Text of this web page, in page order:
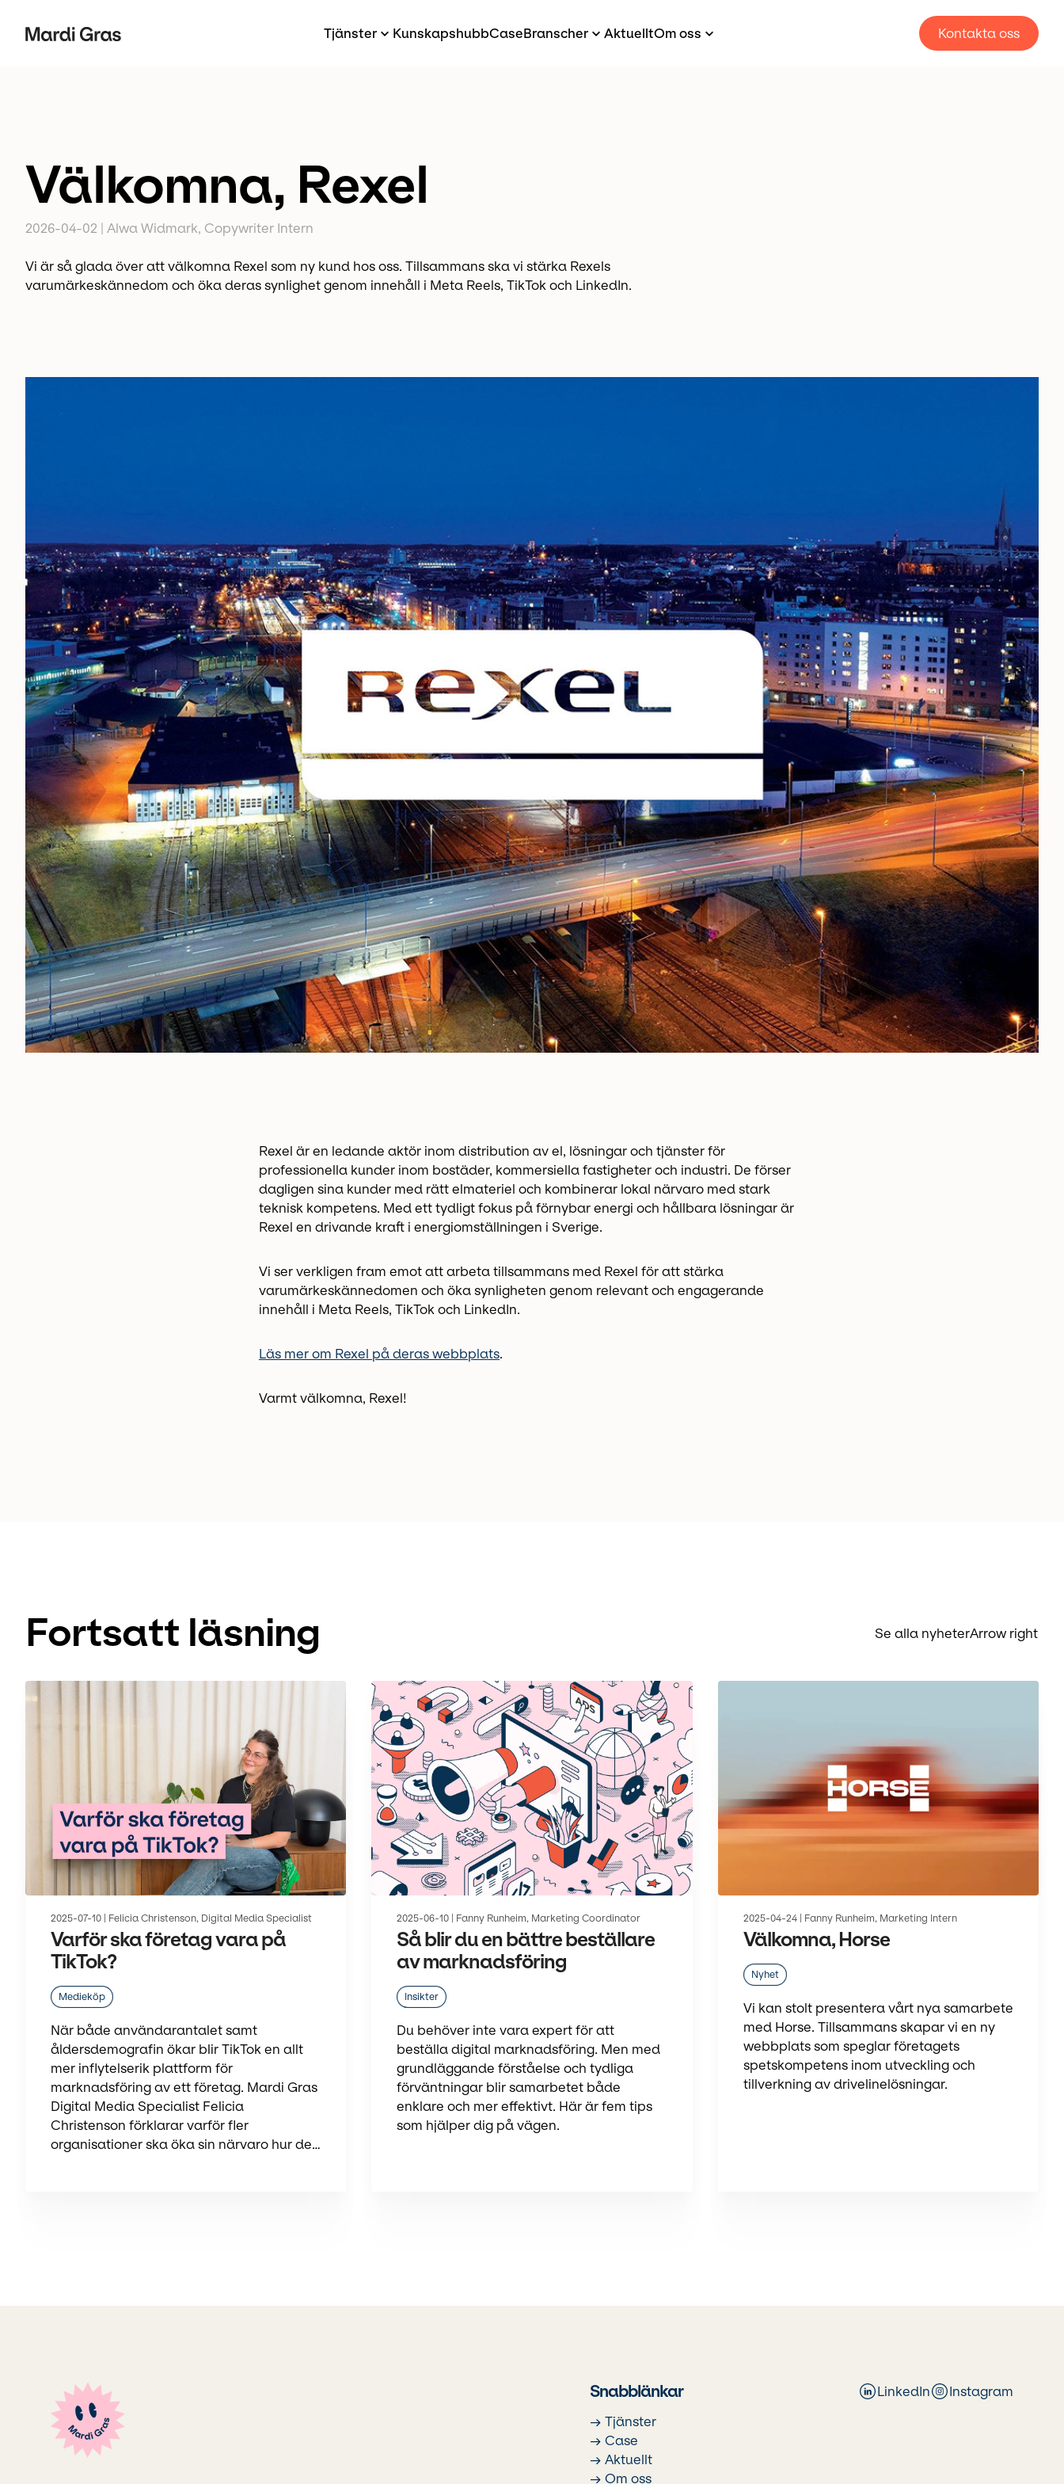
Tjänster KunskapshubbCaseBranscher AktuelltOm oss Kontakta oss
Välkomna, Rexel
2026-04-02 Alwa Widmark, Copywriter Intern
Vi är så glada över att välkomna Rexel som ny kund hos oss. Tillsammans ska vi stärka Rexels
varumärkeskännedom och öka deras synlighet genom innehåll i Meta Reels, TikTok och LinkedIn.
Rexel är en ledande aktör inom distribution av el, lösningar och tjänster för
professionella kunder inom bostäder, kommersiella fastigheter och industri. De förser
dagligen sina kunder med rätt elmateriel och kombinerar lokal närvaro med stark
teknisk kompetens. Med ett tydligt fokus på förnybar energi och hållbara lösningar är
Rexel en drivande kraft i energiomställningen i Sverige.
Vi ser verkligen fram emot att arbeta tillsammans med Rexel för att stärka
varumärkeskännedomen och öka synligheten genom relevant och engagerande
innehåll i Meta Reels, TikTok och LinkedIn.
Läs mer om Rexel på deras webbplats.
Varmt välkomna, Rexel!
Fortsatt läsning Arrow right
Se alla nyheter
2025-07-10 | Felicia Christenson, Digital Media Specialist
Varför ska företag vara på
TikTok?
Medieköp
När både användarantalet samt
åldersdemografin ökar blir TikTok en allt
mer inflytelserik plattform för
marknadsföring av ett företag. Mardi Gras
Digital Media Specialist Felicia
Christenson förklarar varför fler
organisationer ska öka sin närvaro hur de
2025-06-10 | Fanny Runheim, Marketing Coordinator
Så blir du en bättre beställare
av marknadsföring
Insikter
Du behöver inte vara expert för att
beställa digital marknadsföring. Men med
grundläggande förståelse och tydliga
förväntningar blir samarbetet både
enklare och mer effektivt. Här är fem tips
som hjälper dig på vägen.
2025-04-24 | Fanny Runheim, Marketing Intern
Välkomna, Horse
Nyhet
Vi kan stolt presentera vårt nya samarbete
med Horse. Tillsammans skapar vi en ny
webbplats som speglar företagets
spetskompetens inom utveckling och
tillverkning av drivelinelösningar.
Snabblänkar
→ Tjänster
→ Case
→ Aktuellt
→ Om oss
LinkedIn Instagram